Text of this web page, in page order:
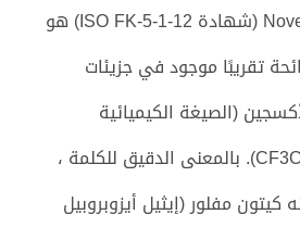
عامل الإطفاء Novec 1230 (شهادة ISO FK-5-1-12) هو
تقريبًا موجود في جزيئات
(الصيغة الكيميائية
CF3CF2C (O) CF (CF3) 2). بالمعنى الدقيق للكلمة ،
مفلور (إيثيل أيزوبروبيل